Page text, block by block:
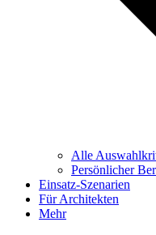
Alle
Persönlicher
Einsatz-Szenarien
Für Architekten
Mehr